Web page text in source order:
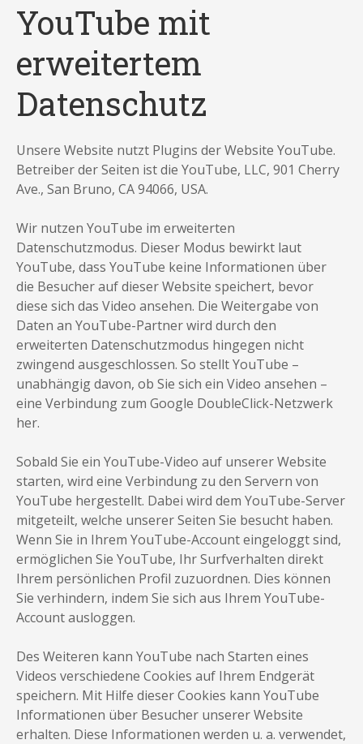
YouTube mit
erweitertem
Datenschutz
Unsere Website nutzt Plugins der Website YouTube.
Betreiber der Seiten ist die YouTube, LLC, 901 Cherry
Ave., San Bruno, CA 94066, USA.
Wir nutzen YouTube im erweiterten
Datenschutzmodus. Dieser Modus bewirkt laut
YouTube, dass YouTube keine Informationen über
die Besucher auf dieser Website speichert, bevor
diese sich das Video ansehen. Die Weitergabe von
Daten an YouTube-Partner wird durch den
erweiterten Datenschutzmodus hingegen nicht
zwingend ausgeschlossen. So stellt YouTube –
unabhängig davon, ob Sie sich ein Video ansehen –
eine Verbindung zum Google DoubleClick-Netzwerk
her.
Sobald Sie ein YouTube-Video auf unserer Website
starten, wird eine Verbindung zu den Servern von
YouTube hergestellt. Dabei wird dem YouTube-Server
mitgeteilt, welche unserer Seiten Sie besucht haben.
Wenn Sie in Ihrem YouTube-Account eingeloggt sind,
ermöglichen Sie YouTube, Ihr Surfverhalten direkt
Ihrem persönlichen Profil zuzuordnen. Dies können
Sie verhindern, indem Sie sich aus Ihrem YouTube-
Account ausloggen.
Des Weiteren kann YouTube nach Starten eines
Videos verschiedene Cookies auf Ihrem Endgerät
speichern. Mit Hilfe dieser Cookies kann YouTube
Informationen über Besucher unserer Website
erhalten. Diese Informationen werden u. a. verwendet,